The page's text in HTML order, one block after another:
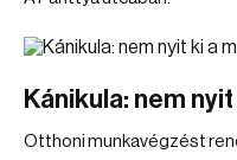
Kánikula: nem
Otthoni munkavégzést